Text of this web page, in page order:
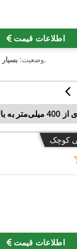
اطلاعات قیمت
وضعیت:,
کوچک
اطلاعات قیمت